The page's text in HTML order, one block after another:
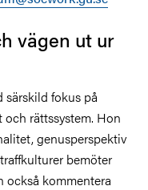
vägen ut ur
särskild fokus på
rättssystem. Hon
genusperspektiv
bemöter
också kommentera